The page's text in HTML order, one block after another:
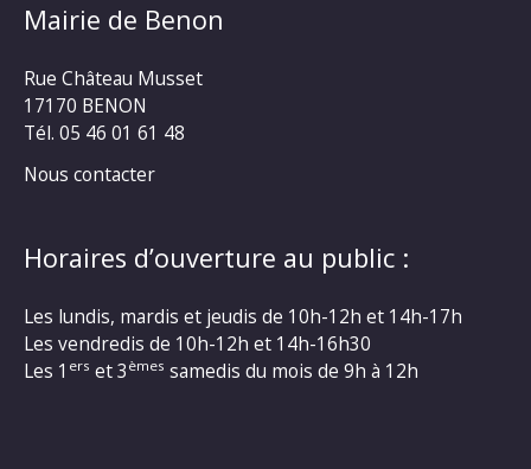
Mairie de Benon
Rue Château Musset
17170 BENON
Tél. 05 46 01 61 48
Nous contacter
Horaires d’ouverture au public :
Les lundis, mardis et jeudis de 10h-12h et 14h-17h
Les vendredis de 10h-12h et 14h-16h30
Les 1 ers et 3 èmes samedis du mois de 9h à 12h